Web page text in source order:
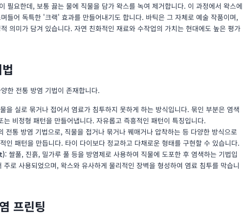
필요한데, 보통 끓는 물에 직물을 담가 왁스를 녹여 제거합니다. 이 과정에서 왁스에
들어 독특한 '크랙' 효과를 만들어내기도 합니다. 바틱은 그 자체로 예술 작품이며,
의미가 담겨 있습니다. 자연 친화적인 재료와 수작업의 가치는 현대에도 높은 평가
한 전통 방염 기법이 존재합니다.
을 실로 묶거나 접어서 염료가 침투하지 못하게 하는 방식입니다. 묶인 부분은 염색
는 비정형 패턴을 만들어냅니다. 자유롭고 즉흥적인 패턴이 특징입니다.
전통 방염 기법으로, 직물을 접거나 묶거나 꿰매거나 압착하는 등 다양한 방식으로
인 패턴을 만듭니다. 타이 다이보다 정교하고 다채로운 형태를 구현할 수 있습니다.
: 쌀풀, 진흙, 밀가루 풀 등을 방염제로 사용하여 직물에 도포한 후 염색하는 기법입
주로 사용되었으며, 왁스와 유사하게 물리적인 장벽을 형성하여 염료 침투를 막습니
프린팅